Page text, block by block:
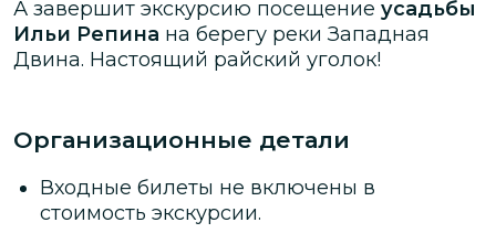
А завершит экскурсию посещение усадьбы
Ильи Репина на берегу реки Западная
Двина. Настоящий райский уголок!
Организационные детали
Входные билеты не включены в
стоимость экскурсии.